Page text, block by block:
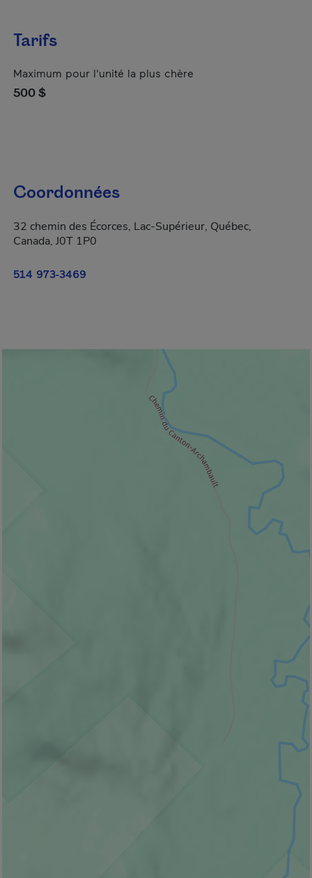
Tarifs
Maximum pour l'unité la plus chère
500 $
Coordonnées
32 chemin des Écorces, Lac-Supérieur, Québec,
Canada, J0T 1P0
514 973-3469